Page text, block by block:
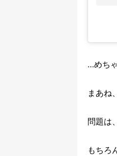
…めち
まあね
問題は
もちろ